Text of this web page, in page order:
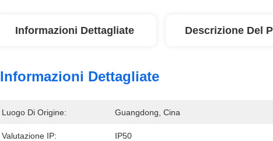
Informazioni Dettagliate Descrizione Del
Informazioni Dettagliate
Luogo Di Origine: Guangdong, Cina
Valutazione IP: IP50